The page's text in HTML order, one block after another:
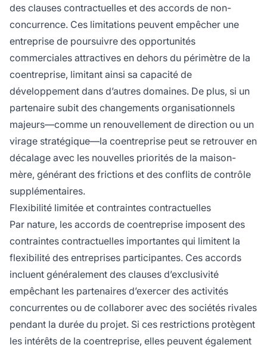
des clauses contractuelles et des accords de non-
concurrence. Ces limitations peuvent empêcher une
entreprise de poursuivre des opportunités
commerciales attractives en dehors du périmètre de la
coentreprise, limitant ainsi sa capacité de
développement dans d’autres domaines. De plus, si un
partenaire subit des changements organisationnels
majeurs—comme un renouvellement de direction ou un
virage stratégique—la coentreprise peut se retrouver en
décalage avec les nouvelles priorités de la maison-
mère, générant des frictions et des conflits de contrôle
supplémentaires.
Flexibilité limitée et contraintes contractuelles
Par nature, les accords de coentreprise imposent des
contraintes contractuelles importantes qui limitent la
flexibilité des entreprises participantes. Ces accords
incluent généralement des clauses d’exclusivité
empêchant les partenaires d’exercer des activités
concurrentes ou de collaborer avec des sociétés rivales
pendant la durée du projet. Si ces restrictions protègent
les intérêts de la coentreprise, elles peuvent également